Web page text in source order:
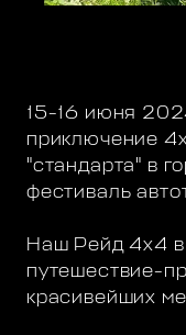
15-16 июня
приключение
"стандарта" в
фестиваль
Наш Рейд 4х4 в
путешествие-
красивейших